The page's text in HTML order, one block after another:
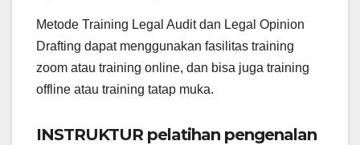
Metode Training Legal Audit dan Legal Opinion
Drafting dapat menggunakan fasilitas training
zoom atau training online, dan bisa juga training
offline atau training tatap muka.
INSTRUKTUR pelatihan pengenalan